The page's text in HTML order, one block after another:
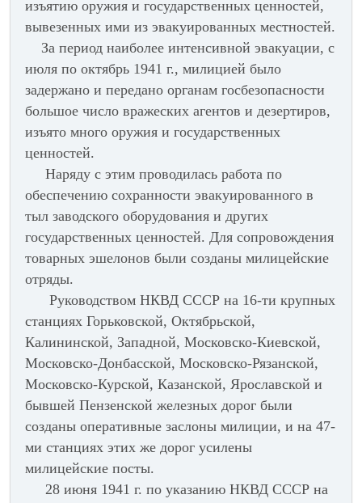
изъятию оружия и государственных ценностей,
вывезенных ими из эвакуированных местностей.
За период наиболее интенсивной эвакуации, с
июля по октябрь 1941 г., милицией было
задержано и передано органам госбезопасности
большое число вражеских агентов и дезертиров,
изъято много оружия и государственных
ценностей.
Наряду с этим проводилась работа по
обеспечению сохранности эвакуированного в
тыл заводского оборудования и других
государственных ценностей. Для сопровождения
товарных эшелонов были созданы милицейские
отряды.
Руководством НКВД СССР на 16-ти крупных
станциях Горьковской, Октябрьской,
Калининской, Западной, Московско-Киевской,
Московско-Донбасской, Московско-Рязанской,
Московско-Курской, Казанской, Ярославской и
бывшей Пензенской железных дорог были
созданы оперативные заслоны милиции, и на 47-
ми станциях этих же дорог усилены
милицейские посты.
28 июня 1941 г. по указанию НКВД СССР на